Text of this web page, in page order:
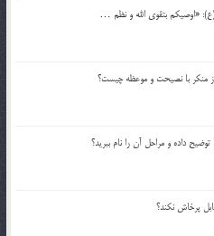
(ع): «اوصيكم بتقوي الله و نظم …
منكر با نصيحت و موعظه چيست؟
داده و مراحل آن را نام ببريد؟
پرخاش نكند؟